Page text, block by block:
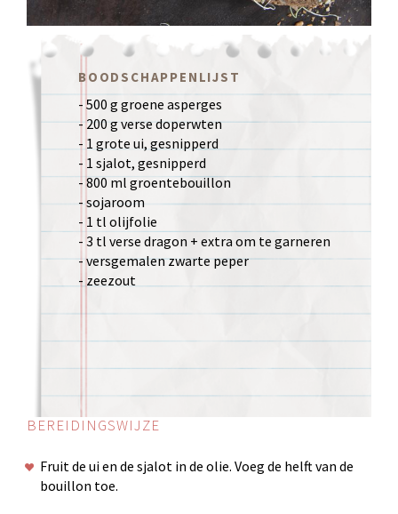
BOODSCHAPPENLIJST
- 500 g groene asperges
- 200 g verse doperwten
- 1 grote ui, gesnipperd
- 1 sjalot, gesnipperd
- 800 ml groentebouillon
- sojaroom
- 1 tl olijfolie
- 3 tl verse dragon + extra om te garneren
- versgemalen zwarte peper
- zeezout
BEREIDINGSWIJZE
Fruit de ui en de sjalot in de olie. Voeg de helft van de
bouillon toe.